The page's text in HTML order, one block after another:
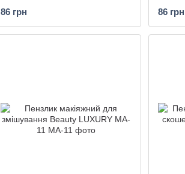
86 грн 86 грн